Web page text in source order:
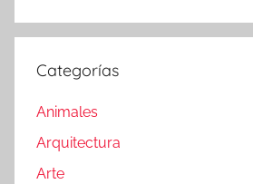
Categorías
Animales
Arquitectura
Arte